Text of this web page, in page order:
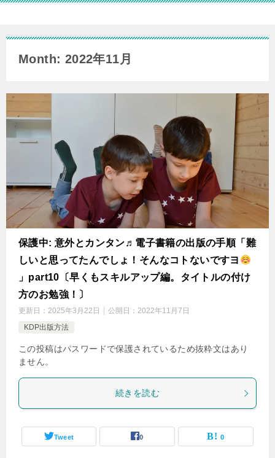
Month: 2022年11月
保護中: 意外とカンタン♬電子書籍の出版の手順「難
しいと思ってたんでしょ！そんなコトないですヨ
」part10〔早くもスキルアップ編。タイトルの付け
方のお勉強！〕
更新日： 2025年3月22日 公開日： 2022年11月7日
KDP出版方法
この投稿はパスワードで保護されているため抜粋文はあり
ません。
続きを読む
Tweet 0 0